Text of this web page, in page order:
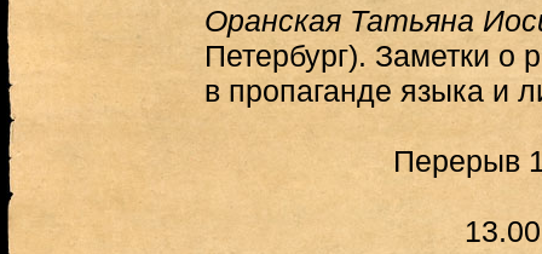
Оранская Татьяна
Петербург). Заметки о
в пропаганде языка и
Перерыв